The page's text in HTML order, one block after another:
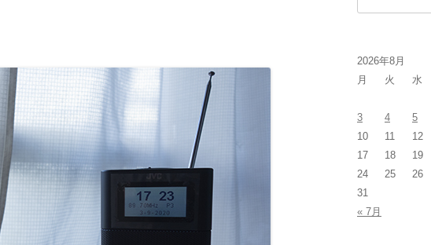
2026年8月
月
火 水
3
4 5
10
11 12
17
18 19
24
25 26
31
« 7月